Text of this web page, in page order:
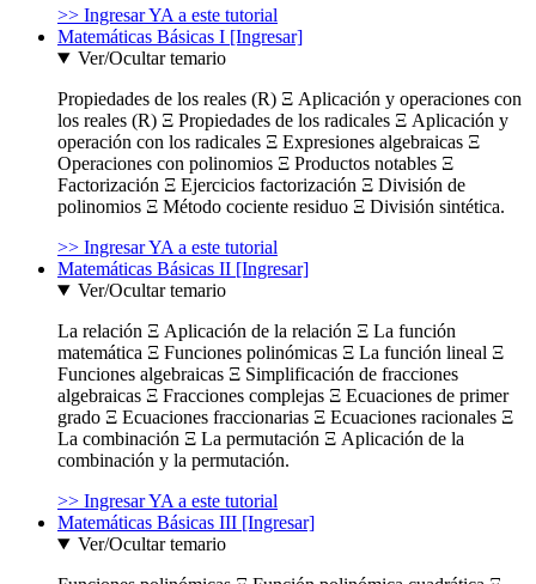
>> Ingresar YA a este tutorial
Matemáticas Básicas I [Ingresar]
Ver/Ocultar temario
Propiedades de los reales (R) Ξ Aplicación y operaciones con
los reales (R) Ξ Propiedades de los radicales Ξ Aplicación y
operación con los radicales Ξ Expresiones algebraicas Ξ
Operaciones con polinomios Ξ Productos notables Ξ
Factorización Ξ Ejercicios factorización Ξ División de
polinomios Ξ Método cociente residuo Ξ División sintética.
>> Ingresar YA a este tutorial
Matemáticas Básicas II [Ingresar]
Ver/Ocultar temario
La relación Ξ Aplicación de la relación Ξ La función
matemática Ξ Funciones polinómicas Ξ La función lineal Ξ
Funciones algebraicas Ξ Simplificación de fracciones
algebraicas Ξ Fracciones complejas Ξ Ecuaciones de primer
grado Ξ Ecuaciones fraccionarias Ξ Ecuaciones racionales Ξ
La combinación Ξ La permutación Ξ Aplicación de la
combinación y la permutación.
>> Ingresar YA a este tutorial
Matemáticas Básicas III [Ingresar]
Ver/Ocultar temario